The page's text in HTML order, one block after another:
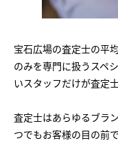
宝石広場の査定士の平
のみを専門に扱うスペ
いスタッフだけが査定
査定士はあらゆるブラ
つでもお客様の目の前